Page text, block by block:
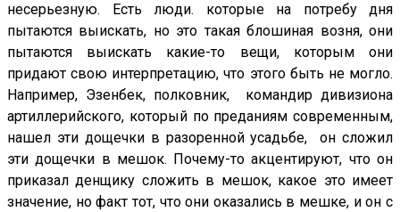
несерьезную. Есть люди. которые на потребу дня
пытаются выискать, но это такая блошиная возня, они
пытаются выискать какие-то вещи, которым они
придают свою интерпретацию, что этого быть не могло.
Например, Эзенбек, полковник, командир дивизиона
артиллерийского, который по преданиям современным,
нашел эти дощечки в разоренной усадьбе, он сложил
эти дощечки в мешок. Почему-то акцентируют, что он
приказал денщику сложить в мешок, какое это имеет
значение, но факт тот, что они оказались в мешке, и он с